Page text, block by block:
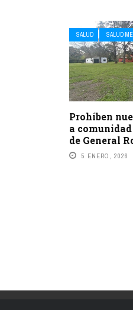
SALUD SALUD
Prohíben
a
de General
5 ENERO, 2026